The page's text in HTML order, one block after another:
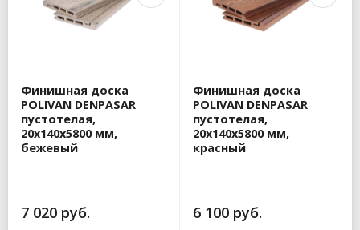
Финишная доска
POLIVAN DENPASAR
пустотелая,
20х140х5800 мм,
бежевый
7 020 руб.
Финишная доска
POLIVAN DENPASAR
пустотелая,
20х140х5800 мм,
красный
6 100 руб.